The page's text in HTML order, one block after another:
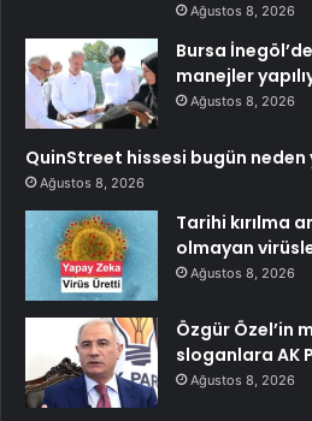
Ağustos 8, 2026
Bursa
manejler
Ağustos 8, 2026
QuinStreet hissesi bugün neden
Ağustos 8, 2026
Tarihi kırılma
olmayan
Ağustos 8, 2026
Özgür Özel’in
sloganlara AK
Ağustos 8, 2026